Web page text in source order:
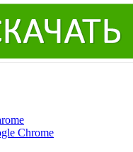
Chrome